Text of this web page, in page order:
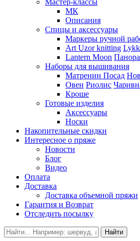
Мастер-классы
МК
Описания
Спицы и аксессуары
Маркеры ручной
Art Uzor knitting
Lantern Moon
Наборы для вышивания
Матренин Посад
Овен Риолис
Кроше
Готовые изделия
Аксессуары
Носки
Накопительные скидки
Интересное о пряже
Новости
Блог
Видео
Оплата
Доставка
Доставка объемной пряжи
Гарантия и Возврат
Отследить посылку
Найти